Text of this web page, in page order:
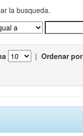
la busqueda.
| Ordenar por